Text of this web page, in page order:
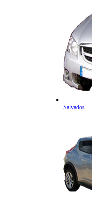
Salvados